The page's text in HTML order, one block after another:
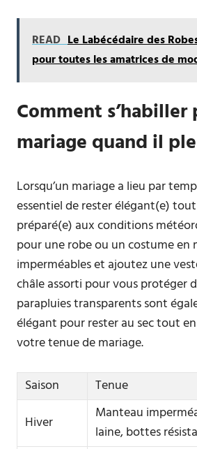
READ Le Labécédaire des
pour toutes les amatrices de
Comment s’habiller
mariage quand il
Lorsqu’un mariage a lieu par
essentiel de rester élégant(e)
préparé(e) aux conditions
pour une robe ou un costume en
imperméables et ajoutez une
châle assorti pour vous protéger
parapluies transparents sont
élégant pour rester au sec tout
votre tenue de mariage.
Saison
Tenue
Hiver
Manteau
laine, bottes